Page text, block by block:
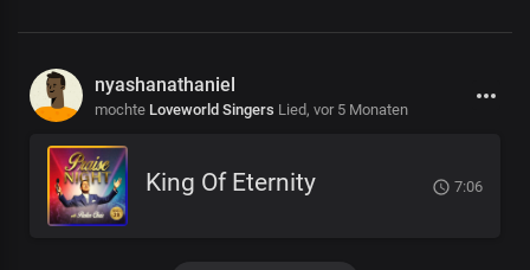
nyashanathaniel
mochte Loveworld Singers Lied, vor 5 Monaten
King Of Eternity 7:06